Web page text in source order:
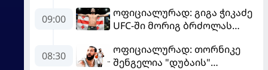
09:00
ოფიციალურად: გიგა ჭიკაძე
UFC-ში მორიგ ბრძოლას
08:30
ოფიციალურად: თორნიკე
შენგელია "დუბაის"